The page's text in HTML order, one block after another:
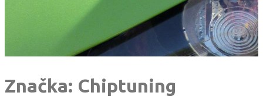
Značka: Chiptuning